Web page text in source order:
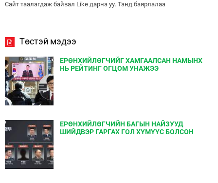
Сайт таалагдаж байвал Like дарна уу. Танд баярлалаа
Төстэй мэдээ
ЕРӨНХИЙЛӨГЧИЙГ ХАМГААЛСАН НАМЫНХ
НЬ РЕЙТИНГ ОГЦОМ УНАЖЭЭ
ЕРӨНХИЙЛӨГЧИЙН БАГЫН НАЙЗУУД
ШИЙДВЭР ГАРГАХ ГОЛ ХҮМҮҮС БОЛСОН